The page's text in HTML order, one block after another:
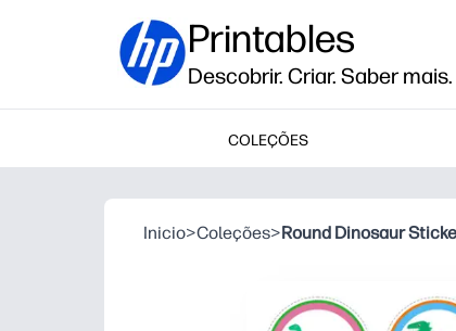
Printables
Descobrir. Criar. Saber mais.
COLEÇÕES
Inicio>Coleções>Round Dinosaur